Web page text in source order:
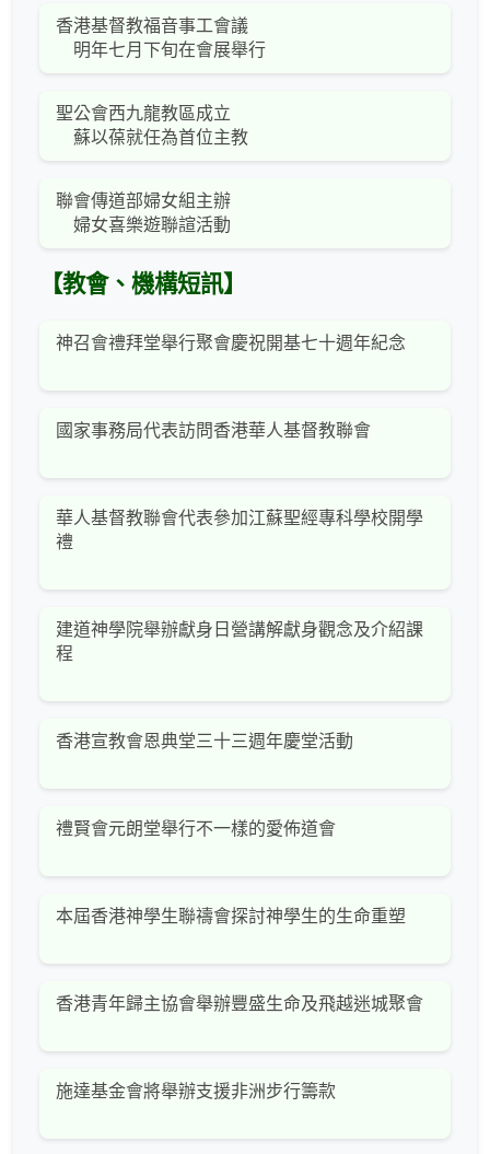
香港基督教福音事工會議
明年七月下旬在會展舉行
聖公會西九龍教區成立
蘇以葆就任為首位主教
聯會傳道部婦女組主辦
婦女喜樂遊聯諠活動
【教會、機構短訊】
神召會禮拜堂舉行聚會慶祝開基七十週年紀念
國家事務局代表訪問香港華人基督教聯會
華人基督教聯會代表參加江蘇聖經專科學校開學
禮
建道神學院舉辦獻身日營講解獻身觀念及介紹課
程
香港宣教會恩典堂三十三週年慶堂活動
禮賢會元朗堂舉行不一樣的愛佈道會
本屆香港神學生聯禱會探討神學生的生命重塑
香港青年歸主協會舉辦豐盛生命及飛越迷城聚會
施達基金會將舉辦支援非洲步行籌款